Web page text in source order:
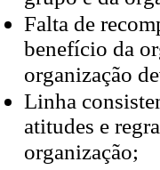
Falta de
benefício da
organização
Linha
atitudes e
organização;